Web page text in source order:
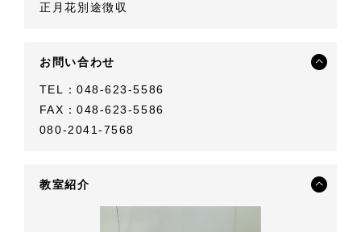
正月花別途徴収
お問い合わせ
TEL：048-623-5586
FAX：048-623-5586
080-2041-7568
教室紹介